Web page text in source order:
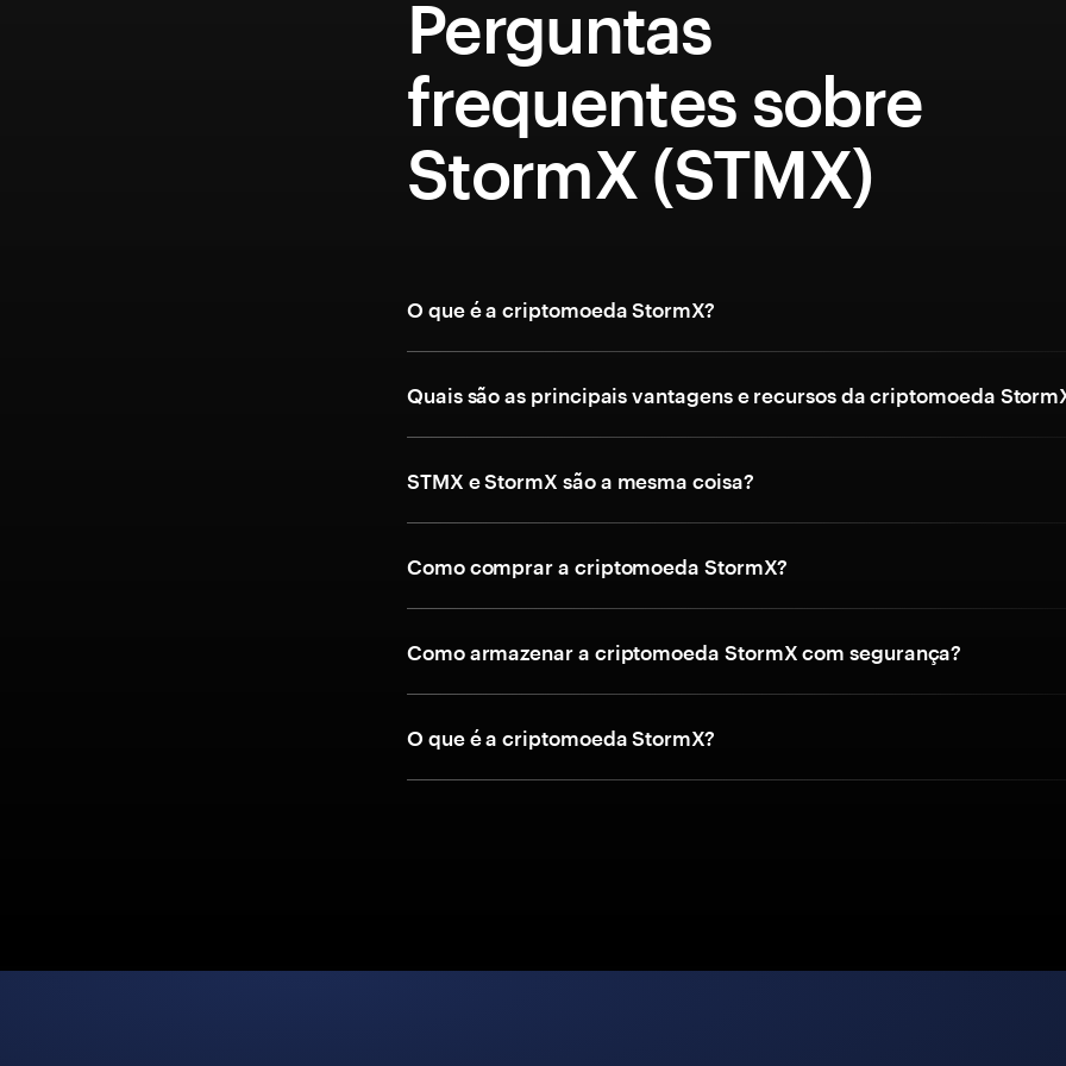
Perguntas
frequentes sobre
StormX (STMX)
O que é a criptomoeda StormX?
Quais são as principais vantagens e recursos da criptomoeda
STMX e StormX são a mesma coisa?
Como comprar a criptomoeda StormX?
Como armazenar a criptomoeda StormX com segurança?
O que é a criptomoeda StormX?